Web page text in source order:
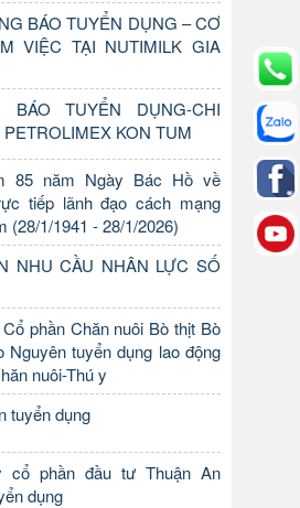
BÁO TUYỂN DỤNG – CƠ
VIỆC TẠI NUTIMILK GIA
BÁO TUYỂN DỤNG-CHI
KON TUM
85 năm Ngày Bác Hồ về
tiếp lãnh đạo cách mạng
(28/1/1941 - 28/1/2026)
NHU CẦU NHÂN LỰC SỐ
phần Chăn nuôi Bò thịt Bò
Nguyên tuyển dụng lao động
nuôi-Thú y
tuyển dụng
cổ phần đầu tư Thuận An
dụng